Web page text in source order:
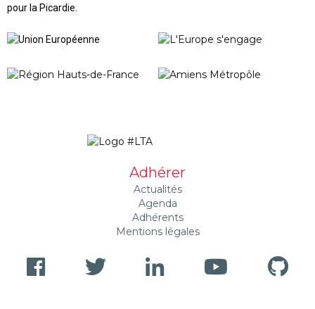
pour la Picardie.
Adhérer
Actualités
Agenda
Adhérents
Mentions légales